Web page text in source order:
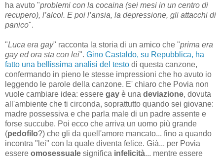
ha avuto "problemi con la cocaina (sei mesi in un centro di
recupero), l’alcol. E poi l’ansia, la depressione, gli attacchi di
panico".
"Luca era gay" racconta la storia di un amico che "prima era
gay ed ora sta con lei". Gino Castaldo, su Repubblica, ha
fatto una bellissima analisi del testo di questa canzone,
confermando in pieno le stesse impressioni che ho avuto io
leggendo le parole della canzone. E' chiaro che Povia non
vuole cambiare idea: essere gay è una deviazione, dovuta
all'ambiente che ti circonda, soprattutto quando sei giovane:
madre possessiva e che parla male di un padre assente e
forse succube. Poi ecco che arriva un uomo più grande
(pedofilo?) che gli da quell'amore mancato... fino a quando
incontra "lei" con la quale diventa felice. Già... per Povia
essere omosessuale significa infelicità... mentre essere